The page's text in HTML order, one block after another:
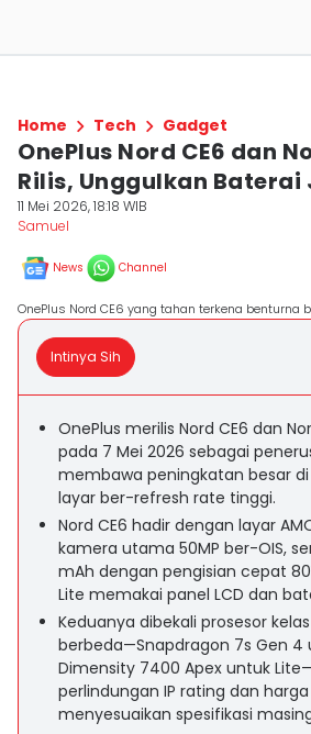
Home Tech Gadget
OnePlus Nord CE6 dan
Rilis, Unggulkan Baterai
11 Mei 2026, 18:18 WIB
Samuel
News Channel
OnePlus Nord CE6 yang tahan terkena benturna
Intinya Sih
OnePlus merilis Nord CE6 dan
pada 7 Mei 2026 sebagai
membawa peningkatan besar
layar ber-refresh rate tinggi.
Nord CE6 hadir dengan layar
kamera utama 50MP ber-OIS,
mAh dengan pengisian cepat
Lite memakai panel LCD dan
Keduanya dibekali prosesor
berbeda—Snapdragon 7s Gen 4
Dimensity 7400 Apex untuk
perlindungan IP rating dan
menyesuaikan spesifikasi